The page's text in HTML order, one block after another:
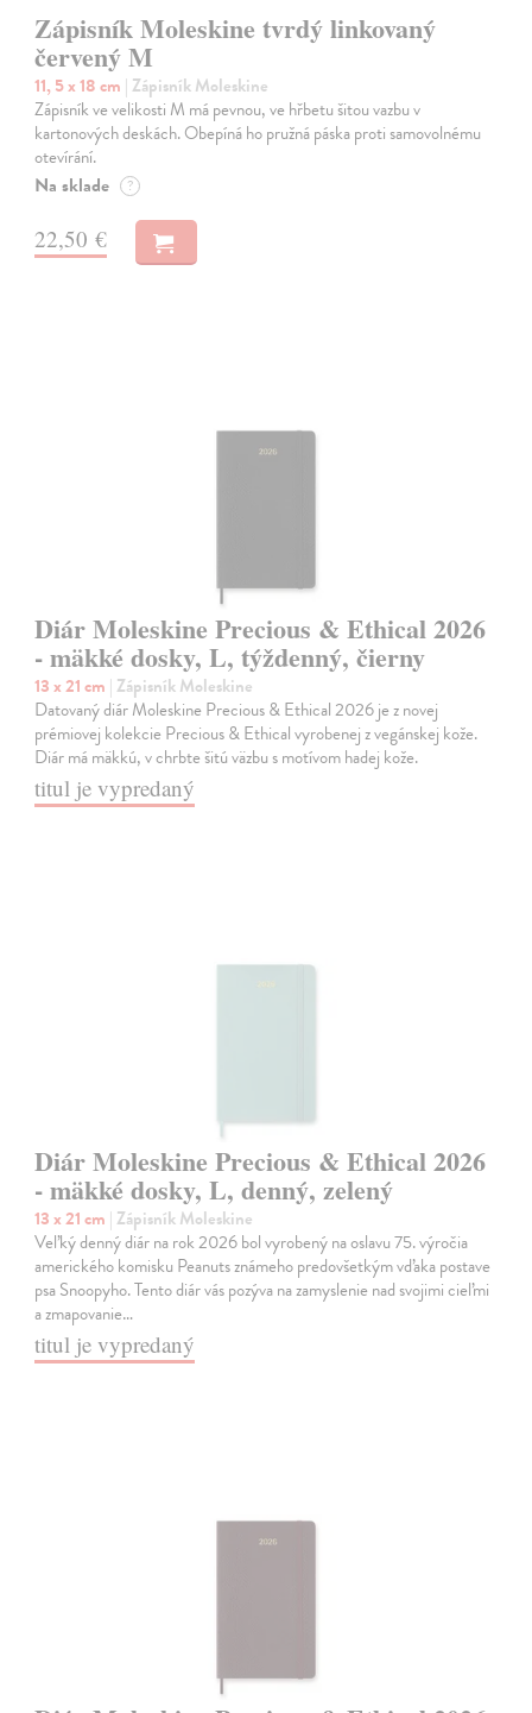
Zápisník Moleskine tvrdý linkovaný
červený M
11, 5 x 18 cm | Zápisník Moleskine
Zápisník ve velikosti M má pevnou, ve hřbetu šitou vazbu v
kartonových deskách. Obepíná ho pružná páska proti samovolnému
otevírání.
Na sklade ?
22,50 €
Diár Moleskine Precious & Ethical 2026
- mäkké dosky, L, týždenný, čierny
13 x 21 cm | Zápisník Moleskine
Datovaný diár Moleskine Precious & Ethical 2026 je z novej
prémiovej kolekcie Precious & Ethical vyrobenej z vegánskej kože.
Diár má mäkkú, v chrbte šitú väzbu s motívom hadej kože.
titul je vypredaný
Diár Moleskine Precious & Ethical 2026
- mäkké dosky, L, denný, zelený
13 x 21 cm | Zápisník Moleskine
Veľký denný diár na rok 2026 bol vyrobený na oslavu 75. výročia
amerického komisku Peanuts známeho predovšetkým vďaka postave
psa Snoopyho. Tento diár vás pozýva na zamyslenie nad svojimi cieľmi
a zmapovanie…
titul je vypredaný